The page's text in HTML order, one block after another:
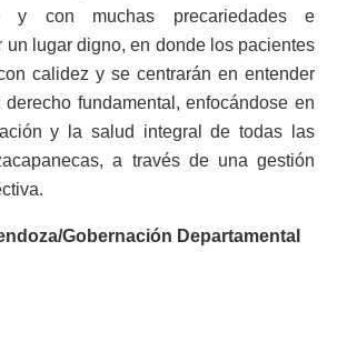
y con muchas precariedades e
un lugar digno, en donde los pacientes
calidez y se centrarán en entender
derecho fundamental, enfocándose en
y la salud integral de todas las
a través de una gestión
Gobernación Departamental